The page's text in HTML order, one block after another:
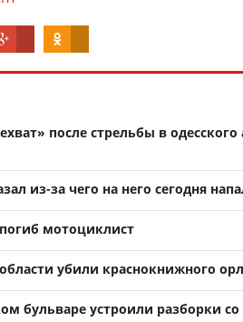
после стрельбы в
из-за чего на него сегодня
мотоциклист
убили краснокнижного
бульваре устроили разборки со